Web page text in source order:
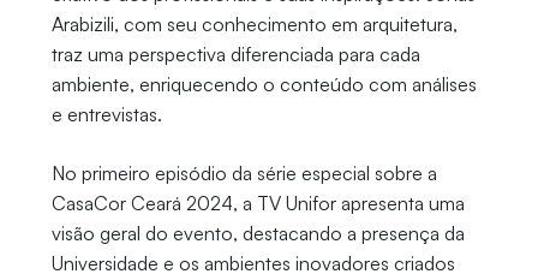
Arabizili, com seu conhecimento em arquitetura,
traz uma perspectiva diferenciada para cada
ambiente, enriquecendo o conteúdo com análises
e entrevistas.
No primeiro episódio da série especial sobre a
CasaCor Ceará 2024, a TV Unifor apresenta uma
visão geral do evento, destacando a presença da
Universidade e os ambientes inovadores criados